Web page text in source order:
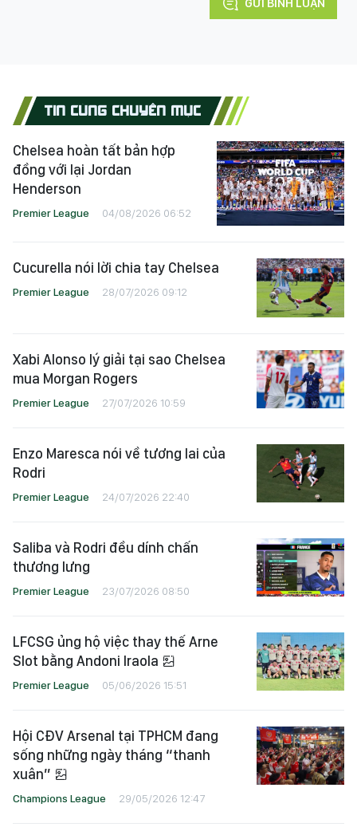
GỬI BÌNH LUẬN
TIN CÙNG CHUYÊN MỤC
Chelsea hoàn tất bản hợp
đồng với lại Jordan
Henderson
Premier League 04/08/2026 06:52
Cucurella nói lời chia tay Chelsea
Premier League 28/07/2026 09:12
Xabi Alonso lý giải tại sao Chelsea
mua Morgan Rogers
Premier League 27/07/2026 10:59
Enzo Maresca nói về tương lai của
Rodri
Premier League 24/07/2026 22:40
Saliba và Rodri đều dính chấn
thương lưng
Premier League 23/07/2026 08:50
LFCSG ủng hộ việc thay thế Arne
Slot bằng Andoni Iraola
Premier League 05/06/2026 15:51
Hội CĐV Arsenal tại TPHCM đang
sống những ngày tháng “thanh
xuân”
Champions League 29/05/2026 12:47